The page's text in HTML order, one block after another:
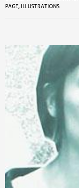
PAGE, ILLUSTRATIONS